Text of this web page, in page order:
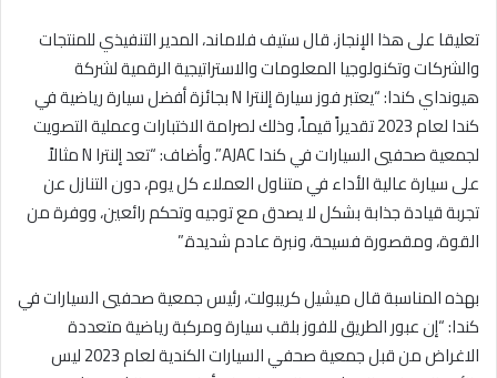
تعليقا على هذا الإنجاز، قال ستيف فلاماند، المدير التنفيذي للمنتجات
والشركات وتكنولوجيا المعلومات والاستراتيجية الرقمية لشركة
هيونداي كندا: “يعتبر فوز سيارة إلنترا N بجائزة أفضل سيارة رياضية في
كندا لعام 2023 تقديراً قيماً، وذلك لصرامة الاختبارات وعملية التصويت
لجمعية صحفيي السيارات في كندا AJAC”. وأضاف: “تعد إلنترا N مثالاً
على سيارة عالية الأداء في متناول العملاء كل يوم، دون التنازل عن
تجربة قيادة جذابة بشكل لا يصدق مع توجيه وتحكم رائعين، ووفرة من
القوة، ومقصورة فسيحة، ونبرة عادم شديدة.”
بهذه المناسبة قال ميشيل كريبولت، رئيس جمعية صحفيي السيارات في
كندا: “إن عبور الطريق للفوز بلقب سيارة ومركبة رياضية متعددة
الاغراض من قبل جمعية صحفي السيارات الكندية لعام 2023 ليس